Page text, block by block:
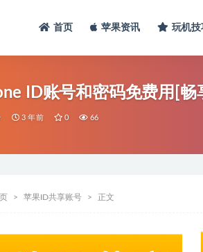
首页 苹果资讯 玩机技
ID账号和密码免费用[畅
3 年前 0 66
苹果ID共享账号 正文